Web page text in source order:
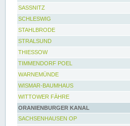
SASSNITZ
SCHLESWIG
STAHLBRODE
STRALSUND
THIESSOW
TIMMENDORF POEL
WARNEMÜNDE
WISMAR-BAUMHAUS
WITTOWER FÄHRE
ORANIENBURGER KANAL
SACHSENHAUSEN OP